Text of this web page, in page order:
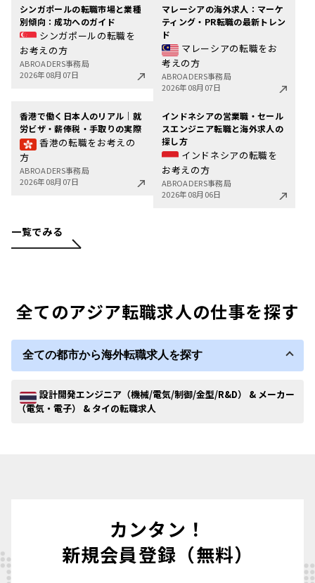
シンガポールの転職市場と業種
別傾向：成功へのガイド
シンガポールの転職を
お考えの方
ABROADERS事務局
2026年08月07日
マレーシアの海外求人：マーケ
ティング・PR転職の最新トレン
ド
マレーシアの転職をお
考えの方
ABROADERS事務局
2026年08月07日
香港で働く日本人のリアル｜就
労ビザ・薪俸税・手取りの実際
香港の転職をお考えの
方
ABROADERS事務局
2026年08月07日
インドネシアの営業職・セール
スエンジニア転職と海外求人の
探し方
インドネシアの転職を
お考えの方
ABROADERS事務局
2026年08月06日
一覧でみる
全てのアジア転職求人の仕事を探す
全ての都市から海外転職求人を探す
設計開発エンジニア（機械/電気/制御/金型/R&D） & メーカー
（電気・電子） & タイの転職求人
カンタン！
新規会員登録（無料）